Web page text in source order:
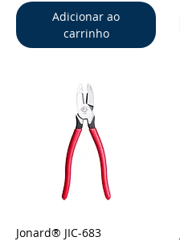
Adicionar ao
carrinho
Visualização rápida
Jonard® JIC-683